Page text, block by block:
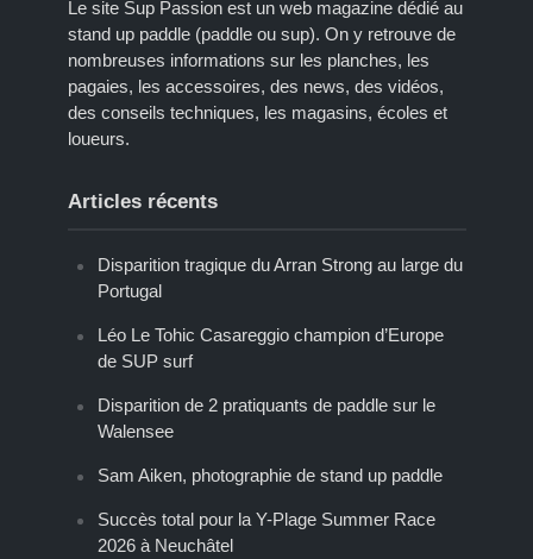
Le site Sup Passion est un web magazine dédié au
stand up paddle (paddle ou sup). On y retrouve de
nombreuses informations sur les planches, les
pagaies, les accessoires, des news, des vidéos,
des conseils techniques, les magasins, écoles et
loueurs.
Articles récents
Disparition tragique du Arran Strong au large du
Portugal
Léo Le Tohic Casareggio champion d’Europe
de SUP surf
Disparition de 2 pratiquants de paddle sur le
Walensee
Sam Aiken, photographie de stand up paddle
Succès total pour la Y-Plage Summer Race
2026 à Neuchâtel